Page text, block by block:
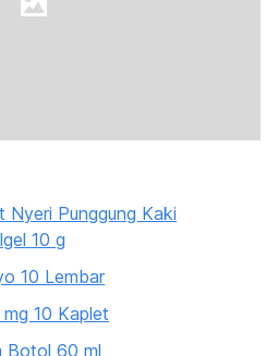
Nyeri Punggung Kaki
10 g
10 Lembar
10 Kaplet
Botol 60 ml